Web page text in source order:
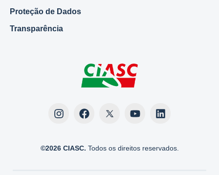
Proteção de Dados
Transparência
©2026 CIASC. Todos os direitos reservados.